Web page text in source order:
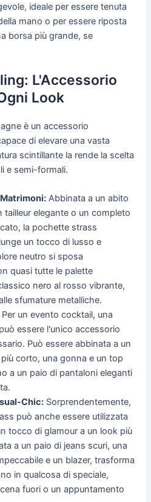
ideale per essere tenuta
mano o per essere riposta
borsa più grande, se
L'Accessorio
Look
è un accessorio
di elevare una vasta
scintillante la rende la scelta
e semi-formali.
Abbinata a un abito
tailleur elegante o un completo
la pochette strass
un tocco di lusso e
neutro si sposa
quasi tutte le palette
nero al rosso vibrante,
sfumature metalliche.
Per un evento cocktail, una
essere l'unico accessorio
Può essere abbinata a un
corto, una gonna e un top
a un paio di pantaloni eleganti
Chic: Sorprendentemente,
può anche essere utilizzata
tocco di glamour a un look più
a un paio di jeans scuri, una
e un blazer, trasforma
in qualcosa di speciale,
fuori o un appuntamento